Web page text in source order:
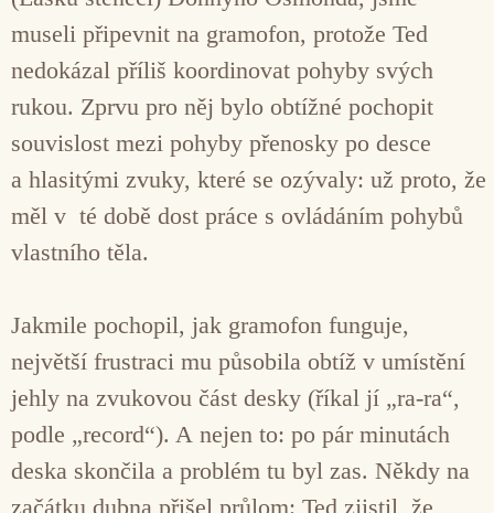
museli připevnit na gramofon, protože Ted
nedokázal příliš koordinovat pohyby svých
rukou. Zprvu pro něj bylo obtížné pochopit
souvislost mezi pohyby přenosky po desce
a hlasitými zvuky, které se ozývaly: už proto, že
měl v té době dost práce s ovládáním pohybů
vlastního těla.
Jakmile pochopil, jak gramofon funguje,
největší frustraci mu působila obtíž v umístění
jehly na zvukovou část desky (říkal jí „ra-ra“,
podle „record“). A nejen to: po pár minutách
deska skončila a problém tu byl zas. Někdy na
začátku dubna přišel průlom: Ted zjistil, že